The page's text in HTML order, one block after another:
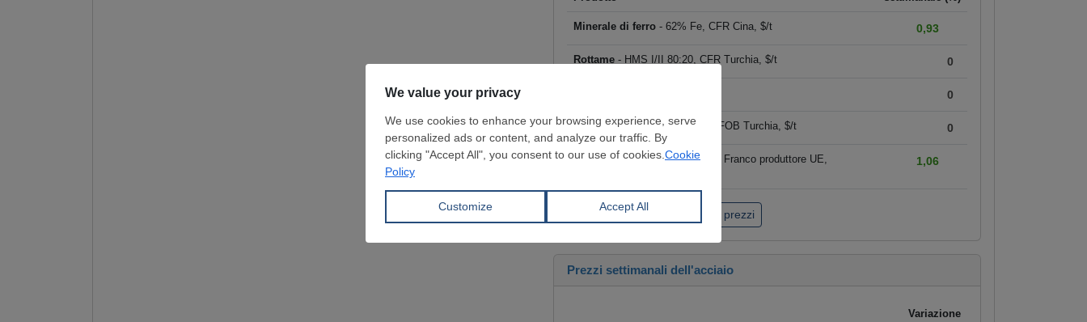
Minerale di ferro - 62% Fe, CFR Cina, $/t 0,93
Rottame - HMS I/II 80:20, CFR Turchia, $/t 0
0
Tondo per cemento armato - FOB Turchia, $/t 0
Coils laminati a caldo (HRC)
- Franco produttore UE,
1,06
Fai clic per visualizzare tutti i prezzi
Prezzi settimanali dell'acciaio
Variazione